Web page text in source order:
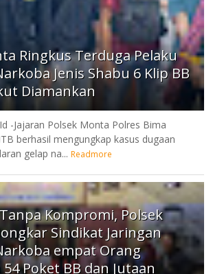
Ringkus Terduga Pelaku
Jenis Shabu 6 Klip BB
Diamankan
-Jajaran Polsek Monta Polres Bima
berhasil mengungkap kasus dugaan
gelap na... Readmore
Kompromi, Polsek
Sindikat Jaringan
empat Orang
Poket BB dan Jutaan